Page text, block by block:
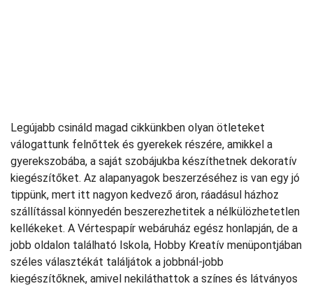
Legújabb csináld magad cikkünkben olyan ötleteket
válogattunk felnőttek és gyerekek részére, amikkel a
gyerekszobába, a saját szobájukba készíthetnek dekoratív
kiegészítőket. Az alapanyagok beszerzéséhez is van egy jó
tippünk, mert itt nagyon kedvező áron, ráadásul házhoz
szállítással könnyedén beszerezhetitek a nélkülözhetetlen
kellékeket. A Vértespapír webáruház egész honlapján, de a
jobb oldalon található Iskola, Hobby Kreatív menüpontjában
széles választékát találjátok a jobbnál-jobb
kiegészítőknek, amivel nekiláthattok a színes és látványos